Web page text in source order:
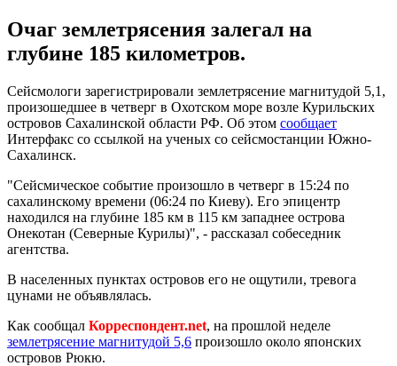
Очаг землетрясения залегал на
глубине 185 километров.
Сейсмологи зарегистрировали землетрясение магнитудой 5,1,
произошедшее в четверг в Охотском море возле Курильских
островов Сахалинской области РФ. Об этом сообщает
Интерфакс со ссылкой на ученых со сейсмостанции Южно-
Сахалинск.
"Сейсмическое событие произошло в четверг в 15:24 по
сахалинскому времени (06:24 по Киеву). Его эпицентр
находился на глубине 185 км в 115 км западнее острова
Онекотан (Северные Курилы)", - рассказал собеседник
агентства.
В населенных пунктах островов его не ощутили, тревога
цунами не объявлялась.
Как сообщал Корреспондент.net, на прошлой неделе
землетрясение магнитудой 5,6 произошло около японских
островов Рюкю.